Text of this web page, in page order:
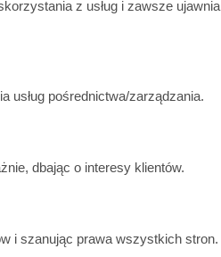
z usług i zawsze
usług pośrednictwa/zarządzania.
dbając o interesy klientów.
i szanując prawa wszystkich stron.